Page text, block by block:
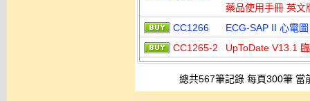
藥品使用手冊 英文
CC1266
ECG-SAP II 心電
CC1265-2
UpToDate V13.1
總共567筆記錄 每頁300筆